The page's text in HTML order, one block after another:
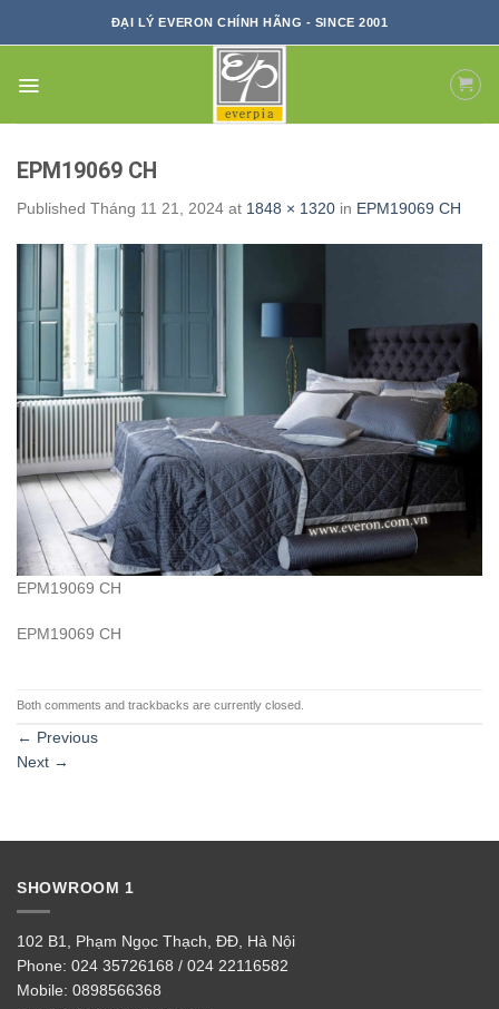
ĐẠI LÝ EVERON CHÍNH HÃNG - SINCE 2001
EPM19069 CH
Published Tháng 11 21, 2024 at 1848 × 1320 in EPM19069 CH
EPM19069 CH
EPM19069 CH
Both comments and trackbacks are currently closed.
← Previous
Next →
SHOWROOM 1
102 B1, Phạm Ngọc Thạch, ĐĐ, Hà Nội
Phone: 024 35726168 / 024 22116582
Mobile: 0898566368